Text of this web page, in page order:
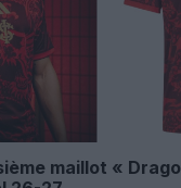
maillot «